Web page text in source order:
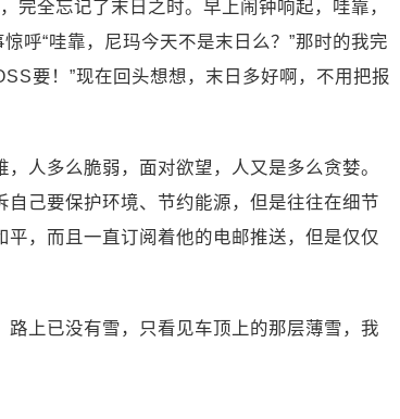
全忘记了末日之时。早上闹钟响起，哇靠，
呼“哇靠，尼玛今天不是末日么？”那时的我完
要！”现在回头想想，末日多好啊，不用把报
人多么脆弱，面对欲望，人又是多么贪婪。
己要保护环境、节约能源，但是往往在细节
，而且一直订阅着他的电邮推送，但是仅仅
上已没有雪，只看见车顶上的那层薄雪，我